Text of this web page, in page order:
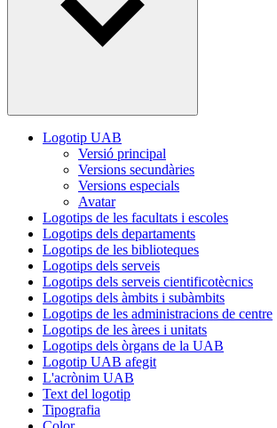
Logotip UAB
Versió principal
Versions secundàries
Versions especials
Avatar
Logotips de les facultats i escoles
Logotips dels departaments
Logotips de les biblioteques
Logotips dels serveis
Logotips dels serveis cientificotècnics
Logotips dels àmbits i subàmbits
Logotips de les administracions de centre
Logotips de les àrees i unitats
Logotips dels òrgans de la UAB
Logotip UAB afegit
L'acrònim UAB
Text del logotip
Tipografia